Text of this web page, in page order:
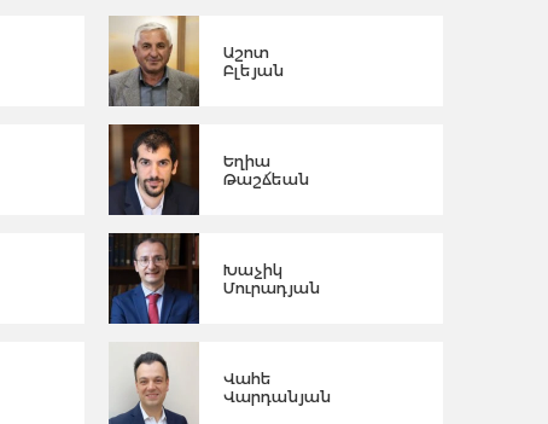
Աշոտ
Բլեյան
Եղիա
Թաշճեան
Խաչիկ
Մուրադյան
Վահե
Վարդանյան